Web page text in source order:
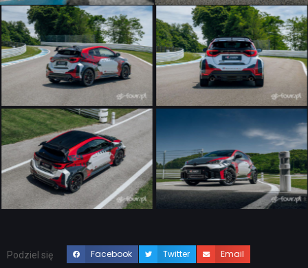
Podziel się Facebook Twitter Email